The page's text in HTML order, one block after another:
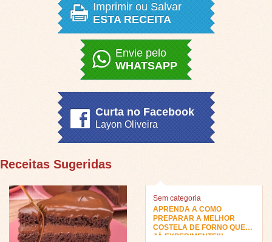
Imprimir ou Salvar
ESTA RECEITA
Envie pelo
WHATSAPP
Curta no Facebook
Layon Oliveira
Receitas Sugeridas
Sem categoria
APRENDA A COMO
PREPARAR A MELHOR
COSTELA DE FORNO QUE
JÁ EXPERIMENTEI!!